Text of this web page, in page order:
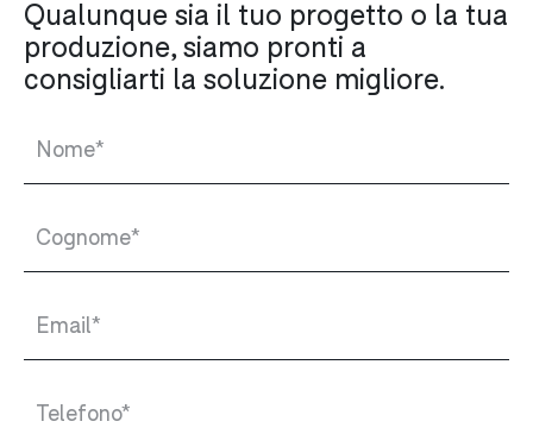
Qualunque sia il tuo progetto o la tua
produzione, siamo pronti a
consigliarti la soluzione migliore.
Nome*
Cognome*
Email*
Telefono*